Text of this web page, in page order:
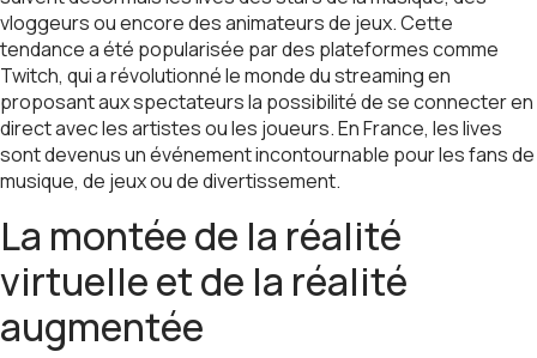
vloggeurs ou encore des animateurs de jeux. Cette
tendance a été popularisée par des plateformes comme
Twitch, qui a révolutionné le monde du streaming en
proposant aux spectateurs la possibilité de se connecter en
direct avec les artistes ou les joueurs. En France, les lives
sont devenus un événement incontournable pour les fans de
musique, de jeux ou de divertissement.
La montée de la réalité
virtuelle et de la réalité
augmentée